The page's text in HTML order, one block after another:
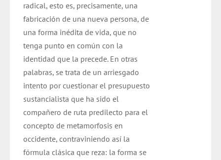
radical, esto es, precisamente, una
fabricación de una nueva persona, de
una forma inédita de vida, que no
tenga punto en común con la
identidad que la precede. En otras
palabras, se trata de un arriesgado
intento por cuestionar el presupuesto
sustancialista que ha sido el
compañero de ruta predilecto para el
concepto de metamorfosis en
occidente, contraviniendo así la
fórmula clásica que reza: la forma se